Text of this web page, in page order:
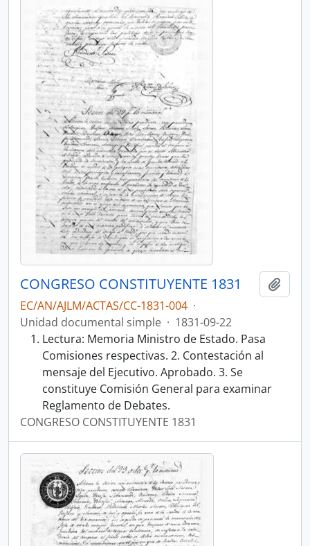
CONGRESO CONSTITUYENTE 1831
EC/AN/AJLM/ACTAS/CC-1831-004 ·
Unidad documental simple · 1831-09-22
Lectura: Memoria Ministro de Estado. Pasa
Comisiones respectivas. 2. Contestación al
mensaje del Ejecutivo. Aprobado. 3. Se
constituye Comisión General para examinar
Reglamento de Debates.
CONGRESO CONSTITUYENTE 1831